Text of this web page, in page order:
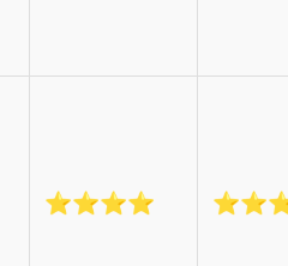
⭐⭐⭐⭐